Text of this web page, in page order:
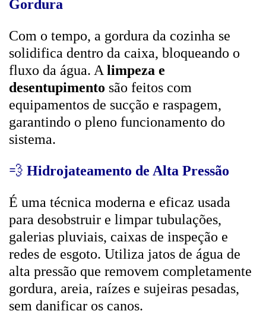
Gordura
Com o tempo, a gordura da cozinha se
solidifica dentro da caixa, bloqueando o
fluxo da água. A limpeza e
desentupimento são feitos com
equipamentos de sucção e raspagem,
garantindo o pleno funcionamento do
sistema.
💨 Hidrojateamento de Alta Pressão
É uma técnica moderna e eficaz usada
para desobstruir e limpar tubulações,
galerias pluviais, caixas de inspeção e
redes de esgoto. Utiliza jatos de água de
alta pressão que removem completamente
gordura, areia, raízes e sujeiras pesadas,
sem danificar os canos.